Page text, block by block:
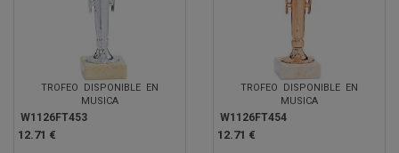
TROFEO DISPONIBLE EN
MUSICA
W1126FT453
12.71 €
TROFEO DISPONIBLE EN
MUSICA
W1126FT454
12.71 €